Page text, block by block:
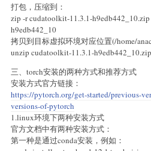
打包，压缩到：
zip -r cudatoolkit-11.3.1-
h9edb442_10
拷贝到目标虚拟环境对应位置(/home/
unzip cudatoolkit-11.3.1-h9edb442_10.zip
三、torch安装的两种方式和推荐方式
安装方式官方链接：
https://pytorch.org/get-started/previous-
versions-of-pytorch
1.linux环境下两种安装方式
官方文档中有两种安装方式：
第一种是通过conda安装，例如：